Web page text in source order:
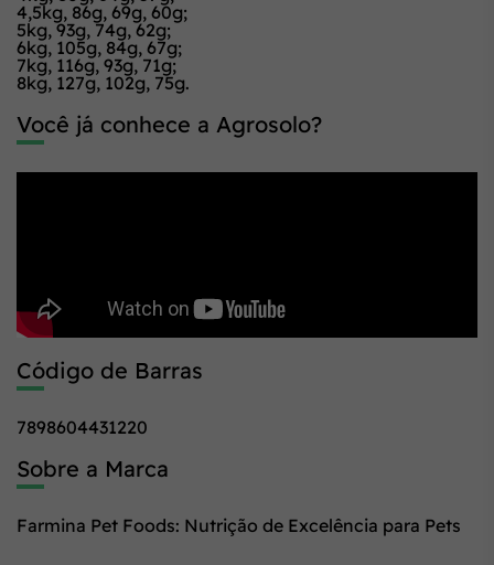
4,5kg, 86g, 69g, 60g;
5kg, 93g, 74g, 62g;
6kg, 105g, 84g, 67g;
7kg, 116g, 93g, 71g;
8kg, 127g, 102g, 75g.
Você já conhece a Agrosolo?
Código de Barras
7898604431220
Sobre a Marca
Farmina Pet Foods: Nutrição de Excelência para Pets